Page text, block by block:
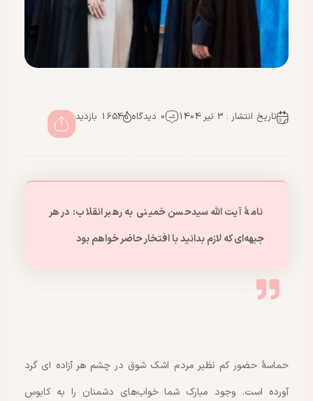
تاریخ انتشار : 3 تیر 1404 0 دیدگاه 1654 بازدید
نامهٔ آیت الله سیدحسن خمینی به رهبر انقلاب: در هر
جبهه‌ای که لازم بدانید با افتخار حاضر خواهم بود
حماسهٔ حضور کم نظیر مردم اشک شوق در چشم هر آزاده ای گرد
آورده است. وجود مبارک شما خواب‌های دشمنان را به کابوس